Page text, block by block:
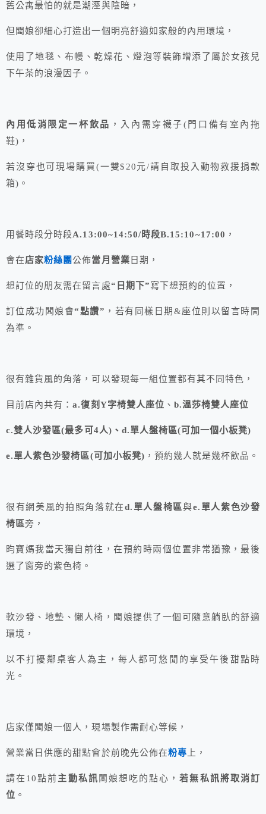
舊公寓最怕的就是潮溼與陰暗，
但闆娘卻細心打造出一個明亮舒適如家般的內用環境，
使用了地毯、布幔、乾燥花、燈泡等裝飾增添了屬於女孩兒
下午茶的浪漫因子。
內用低消限定一杯飲品 ，入內需穿襪子(門口備有室內拖
鞋)，
若沒穿也可現場購買(一雙$20元/請自取投入動物救援捐款
箱)。
用餐時段分時段A.13:00~14:50/時段B.15:10~17:00 ，
會在店家粉絲團 公佈當月營業 日期，
想訂位的朋友需在留言處“日期下”寫下想預約的位置，
訂位成功闆娘會“點讚” ，若有同樣日期&座位則以留言時間
為準。
很有雜貨風的角落，可以發現每一組位置都有其不同特色，
目前店內共有：a.復刻Y字椅雙人座位 、 b.溫莎椅雙人座位
c.雙人沙發區(最多可4人)、d.單人盤椅區(可加一個小板凳)
e.單人紫色沙發椅區(可加小板凳) ，預約幾人就是幾杯飲品。
很有網美風的拍照角落就在d.單人盤椅區與e.單人紫色沙發
椅區旁，
昀寶媽我當天獨自前往，在預約時兩個位置非常猶豫，最後
選了窗旁的紫色椅。
軟沙發、地墊、懶人椅，闆娘提供了一個可隨意躺臥的舒適
環境，
以不打擾鄰桌客人為主，每人都可悠閒的享受午後甜點時
光。
店家僅闆娘一個人，現場製作需耐心等候，
營業當日供應的甜點會於前晚先公佈在粉專 上，
請在10點前主動私訊 闆娘想吃的點心，若無私訊將取消訂
位 。